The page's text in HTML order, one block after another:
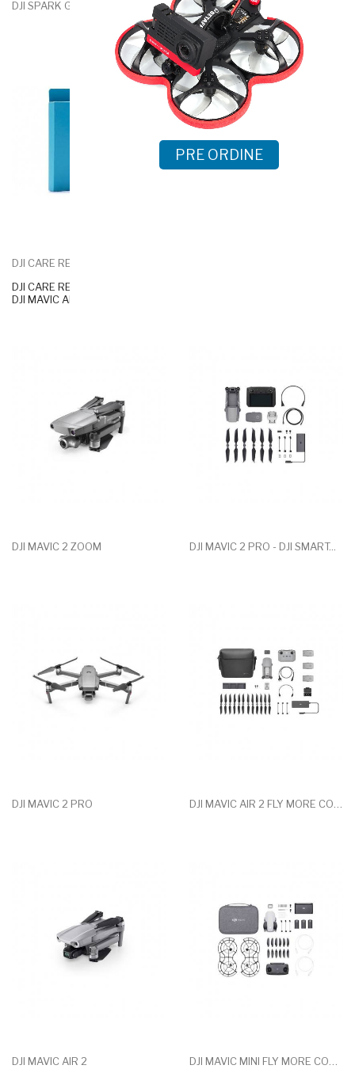
DJI SPARK GPS MODULE PARROT ANAFI WORK
DJI CARE REFRESH CARD - PER
DJI MAVIC AIR 2
DJI MAVIC 2 ZOOM DJI MAVIC 2 PRO - DJI SMART...
DJI MAVIC 2 PRO
DJI MAVIC AIR 2
PRE ORDINE